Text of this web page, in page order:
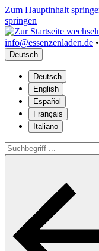
Zum Hauptinhalt
springen
info@essenzenladen.de •
Deutsch
Deutsch
English
Español
Français
Italiano